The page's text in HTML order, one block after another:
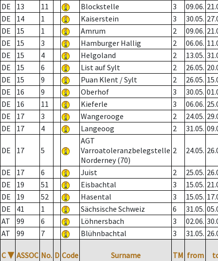
DE
13 11 Blockstelle 3 09.06.
DE
14 1 Kaiserstein 3 30.05.
DE
15 1 Amrum 2 09.06.
DE
15 3 Hamburger Hallig 2 06.06.
DE
15 4 Helgoland 2 13.05.
DE
15 6 List auf Sylt 2 26.05.
DE
15 9 Puan Klent / Sylt 2 26.05.
DE
16 9 Oberhof 3 30.05.
DE
16 11 Kieferle 3 06.06.
DE
17 3 Wangerooge 2 24.05.
DE
17 4 Langeoog 2 31.05.
DE 17 5
AGT
Varroatoleranzbelegstelle
Norderney (70)
2 24.05.
DE 17 6 Juist 2 25.05.
DE
19 51 Eisbachtal 3 15.05.
DE
19 52 Hasental 3 15.05.
DE
41 1 Sächsische Schweiz 6 31.05.
AT
99 6 Löhnersbach 3 02.06.
AT
99 7 Blühnbachtal 3 31.05.
C ▼ ASSOC No. D Code Surname TM from